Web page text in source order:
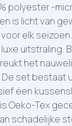
polyester -
is licht van
elk
uitstraling.
het
set bestaat
éen
Oeko-Tex
schadelijke